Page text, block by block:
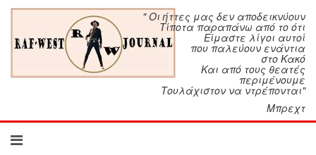
" Οι ήττες μας δεν αποδεικνύουν
Τίποτα παραπάνω από το ότι
Είμαστε λίγοι αυτοί
που παλεύουν ενάντια
στο Κακό
Και από τους θεατές
περιμένουμε
Τουλάχιστον να ντρέπονται"
Μπρεχτ